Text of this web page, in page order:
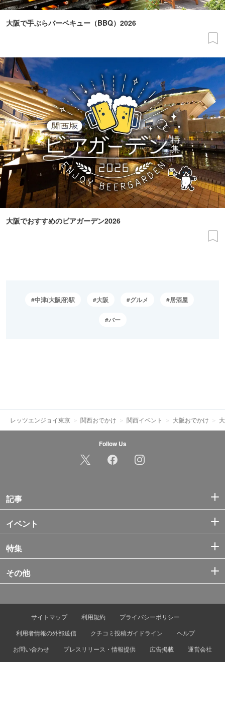
大阪で手ぶらバーベキュー（BBQ）2026
大阪でおすすめのビアガーデン2026
中津(大阪府)駅 大阪 グルメ 居酒屋
バー
レッツエンジョイ東京 関西おでかけ 関西イベント 大阪おでかけ
Follow Us
記事
イベント
特集
その他
サイトマップ 利用規約
プライバシーポリシー
利用者情報の外部送信
クチコミ投稿ガイドライン
ヘルプ
お問い合わせ
プレスリリース・情報提供 広告掲載 運営会社